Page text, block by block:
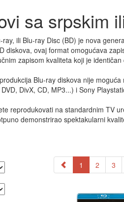
sa srpskim
ray, ili Blu-ray Disc (BD) je nova
diskova, ovaj format omogućava
zapisom kvaliteta koji je
Blu-ray diskova nije
DivX, CD, MP3...) i Sony
reprodukovati na standardnim TV
demonstrirao spektakularni
1 2 3